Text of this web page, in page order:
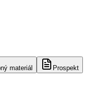
materiál Prospekt